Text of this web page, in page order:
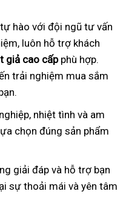
hào với đội ngũ tư vấn
luôn hỗ trợ khách
giả cao cấpphù hợp.
trải nghiệm mua sắm
nhiệt tình và am
chọn đúng sản phẩm
giải đáp và hỗ trợ bạn
sự thoải mái và yên tâm